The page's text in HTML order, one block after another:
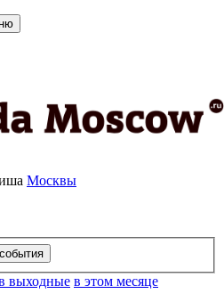
Москвы
выходные в этом месяце